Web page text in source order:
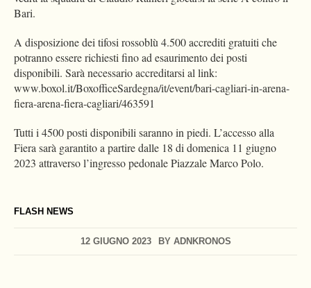
FLASH NEWS
12 GIUGNO 2023 BY ADNKRONOS
Bari.
A disposizione dei tifosi rossoblù 4.500 accrediti gratuiti che
potranno essere richiesti fino ad esaurimento dei posti
disponibili. Sarà necessario accreditarsi al link:
www.boxol.it/BoxofficeSardegna/it/event/bari-cagliari-in-arena-
fiera-arena-fiera-cagliari/463591
Tutti i 4500 posti disponibili saranno in piedi. L’accesso alla
Fiera sarà garantito a partire dalle 18 di domenica 11 giugno
2023 attraverso l’ingresso pedonale Piazzale Marco Polo.